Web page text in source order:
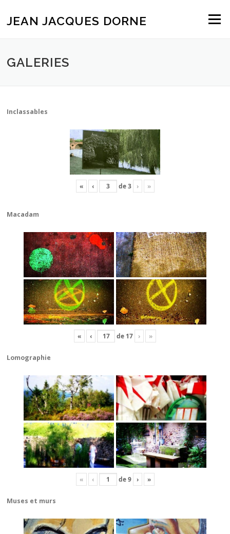
contenu
JEAN JACQUES DORNE Menu
GALERIES
Inclassables
« ‹ de3 › »
Macadam
« ‹ de 17 › »
Lomographie
« ‹ de9 › »
Muses et murs